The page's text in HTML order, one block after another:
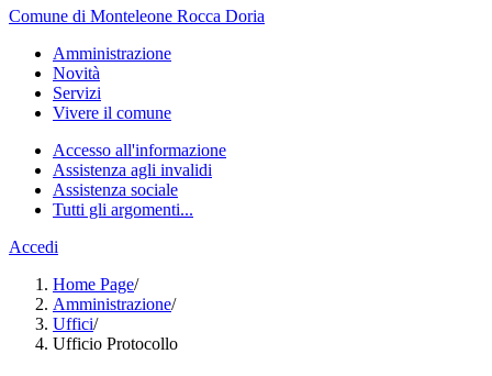
Comune di Monteleone Rocca Doria
Amministrazione
Novità
Servizi
Vivere il comune
Accesso all'informazione
Assistenza agli invalidi
Assistenza sociale
Tutti gli argomenti...
Accedi
Home Page/
Amministrazione/
Uffici/
Ufficio Protocollo